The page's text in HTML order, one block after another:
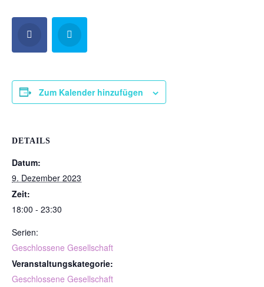
Zum Kalender hinzufügen
DETAILS
Datum:
9. Dezember 2023
Zeit:
18:00 - 23:30
Serien:
Geschlossene Gesellschaft
Veranstaltungskategorie:
Geschlossene Gesellschaft